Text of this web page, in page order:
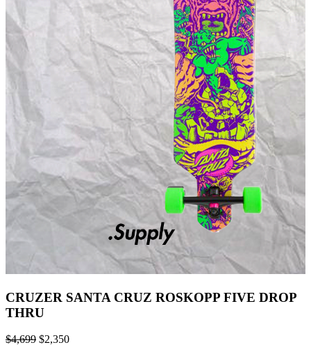
CRUZER SANTA CRUZ ROSKOPP FIVE DROP
THRU
$4,699 $2,350